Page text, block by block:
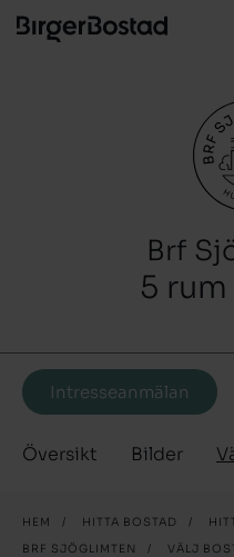
Brf
5
Intresseanmälan
Översikt Bilder
HEM / HITTA BOSTAD /
BRF SJÖGLIMTEN
/ VÄLJ